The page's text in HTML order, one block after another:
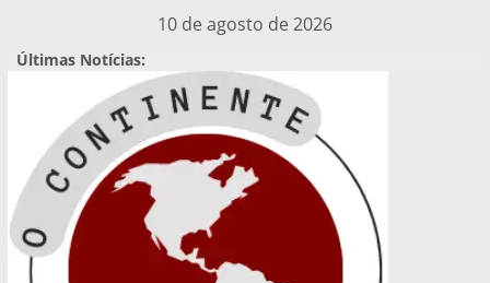
para
10 de agosto de 2026
Últimas Notícias: